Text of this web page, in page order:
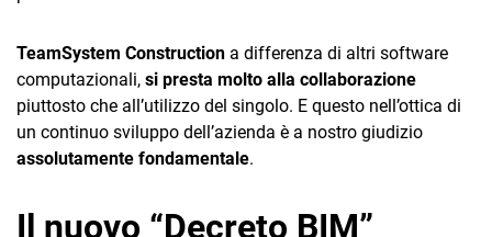
TeamSystem Construction a differenza di altri software
computazionali, si presta molto alla collaborazione
piuttosto che all’utilizzo del singolo. E questo nell’ottica di
un continuo sviluppo dell’azienda è a nostro giudizio
assolutamente fondamentale.
Il nuovo “Decreto BIM”